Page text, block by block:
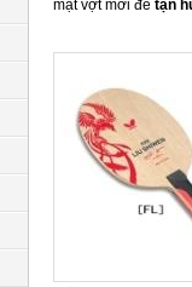
mặt vợt mới để tận